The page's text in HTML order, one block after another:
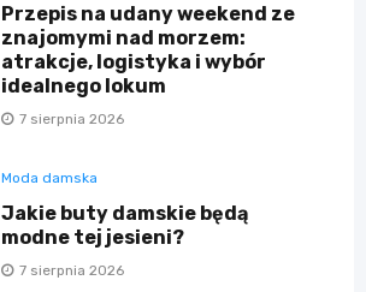
Przepis na udany weekend ze
znajomymi nad morzem:
atrakcje, logistyka i wybór
idealnego lokum
7 sierpnia 2026
Moda damska
Jakie buty damskie będą
modne tej jesieni?
7 sierpnia 2026